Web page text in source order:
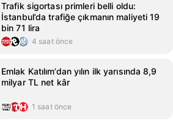
Trafik sigortası primleri belli oldu:
İstanbul’da trafiğe çıkmanın maliyeti 19
bin 71 lira
4 saat önce
Emlak Katılım’dan yılın ilk yarısında 8,9
milyar TL net kâr
1 saat önce